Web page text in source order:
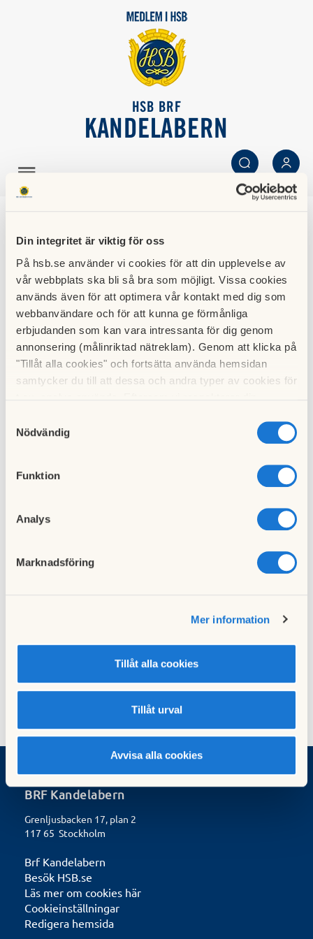
Din integritet är viktig för oss
På hsb.se använder vi cookies för att din upplevelse av
vår webbplats ska bli så bra som möjligt. Vissa cookies
används även för att optimera vår kontakt med dig som
webbanvändare och för att kunna ge förmånliga
erbjudanden som kan vara intressanta för dig genom
annonsering (målinriktad nätreklam). Genom att klicka på
"Tillåt alla cookies" och fortsätta använda hemsidan
samtycker du till att dessa och andra typer av cookies för
cookies och välja att endast tillåta ett urval.
Nödvändig
Funktion
Analys
Marknadsföring
Mer information
Tillåt alla cookies
Tillåt urval
Avvisa alla cookies
HSB BRF
KANDELABERN
SÖK LOGGA IN
Kandelabern oktober
-23
11 oktober 2023
okt 23.pdf
Föregående nyhet
Nästa nyhet
07 november 2023
BRF Kandelabern
Grenljusbacken 17, plan 2
117 65 Stockholm
Brf Kandelabern
Besök HSB.se
Läs mer om cookies här
Cookieinställningar
Redigera hemsida